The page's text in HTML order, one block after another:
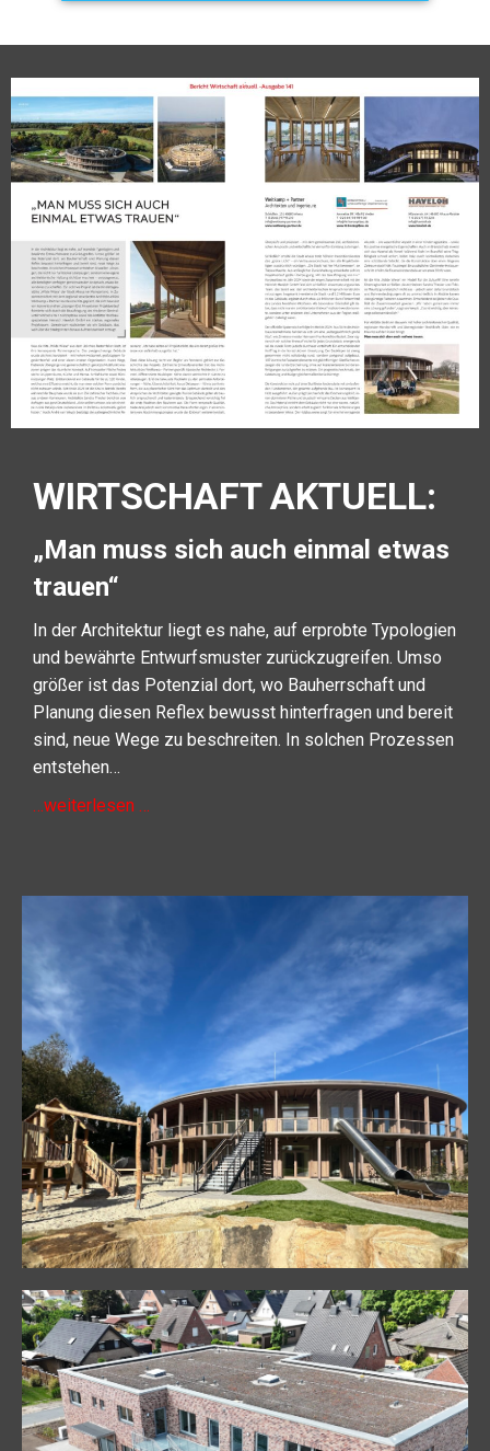
WIRTSCHAFT AKTUELL:
„Man muss sich auch einmal etwas
trauen“
In der Architektur liegt es nahe, auf erprobte Typologien
und bewährte Entwurfsmuster zurückzugreifen. Umso
größer ist das Potenzial dort, wo Bauherrschaft und
Planung diesen Reflex bewusst hinterfragen und bereit
sind, neue Wege zu beschreiten. In solchen Prozessen
entstehen…
…weiterlesen …